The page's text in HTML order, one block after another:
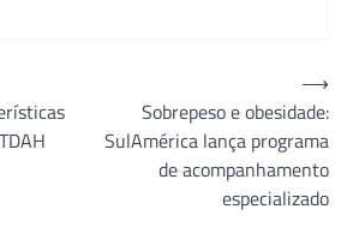
Sobrepeso e obesidade:
SulAmérica lança programa
de acompanhamento
especializado
⟶